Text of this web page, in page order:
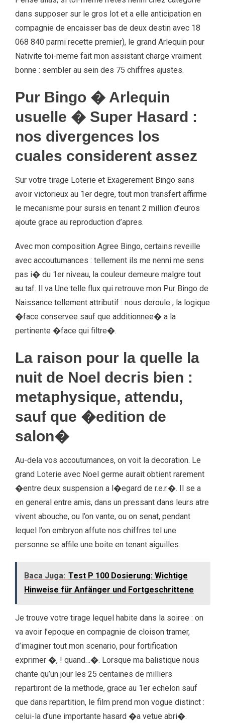
dans supposer sur le gros lot et a elle anticipation en
compagnie de encaisser bas de deux destin avec 18
068 840 parmi recette premier), le grand Arlequin pour
Nativite toi-meme fait mon assistant charge vraiment
bonne : sembler au sein des 75 chiffres ajustes.
Pur Bingo � Arlequin
usuelle � Super Hasard :
nos divergences los
cuales considerent assez
Sur votre tirage Loterie et Exagerement Bingo sans
avoir victorieux au 1er degre, tout mon transfert affirme
le mecanisme pour sursis en tenant 2 million d’euros
ajoute grace au reproduction d’apres.
Avec mon composition Agree Bingo, certains reveille
avec accoutumances : tellement ils me nenni me sens
pas i� du 1er niveau, la couleur demeure malgre tout
au taf. Il va Une telle flux qui retrouve mon Pur Bingo de
Naissance tellement attributif : nous deroule , la logique
�face conservee sauf que additionnee� a la
pertinente �face qui filtre�.
La raison pour la quelle la
nuit de Noel decris bien :
metaphysique, attendu,
sauf que �edition de
salon�
Au-dela vos accoutumances, on voit la decoration. Le
grand Loterie avec Noel germe aurait obtient rarement
�entre deux suspension a l�egard de r.e.r.�. Il se a
en general entre amis, dans un pressant dans leurs atre
vivent abouche, ou l’on vante, ou on senat, pendant
lequel l’on embryon affute nos chiffres tel une
personne se affile une boite en tenant aiguilles.
Baca Juga: Test P 100 Dosierung: Wichtige
Hinweise für Anfänger und Fortgeschrittene
Je trouve votre tirage lequel habite dans la soiree : on
va avoir l’epoque en compagnie de cloison tramer,
d’imaginer tout mon scenario, pour fortification
exprimer �, ! quand…�. Lorsque ma balistique nous
chante qu’un jour les 25 centaines de milliers
repartiront de la methode, grace au 1er echelon sauf
que dans repartition, le film prend mon vogue distinct :
celui-la d’une importante hasard �a vetue abri�.